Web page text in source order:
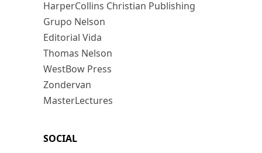
HarperCollins Christian Publishing
Grupo Nelson
Editorial Vida
Thomas Nelson
WestBow Press
Zondervan
MasterLectures
SOCIAL